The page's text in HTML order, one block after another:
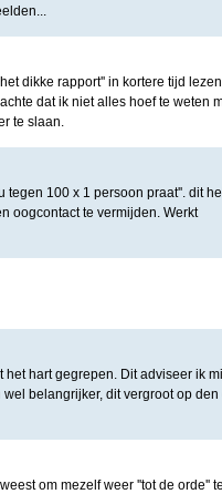
dikke rapport'' in kortere tijd lezen
dat ik niet alles hoef te weten
te slaan.
tegen 100 x 1 persoon praat''. dit
oogcontact te vermijden. Werkt
hart gegrepen. Dit adviseer ik
belangrijker, dit vergroot op den
om mezelf weer ''tot de orde'' te